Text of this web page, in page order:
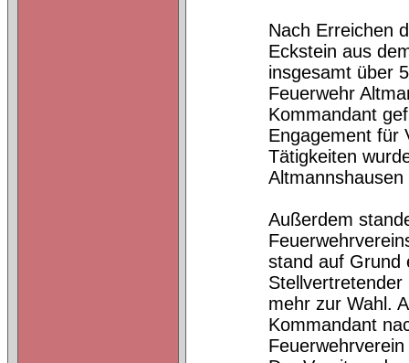
Nach Erreichen
Eckstein aus
insgesamt über
Feuerwehr
Kommandant
Engagement für
Tätigkeiten
Außerdem
stand auf Grund
mehr zur Wahl.
Kommandant